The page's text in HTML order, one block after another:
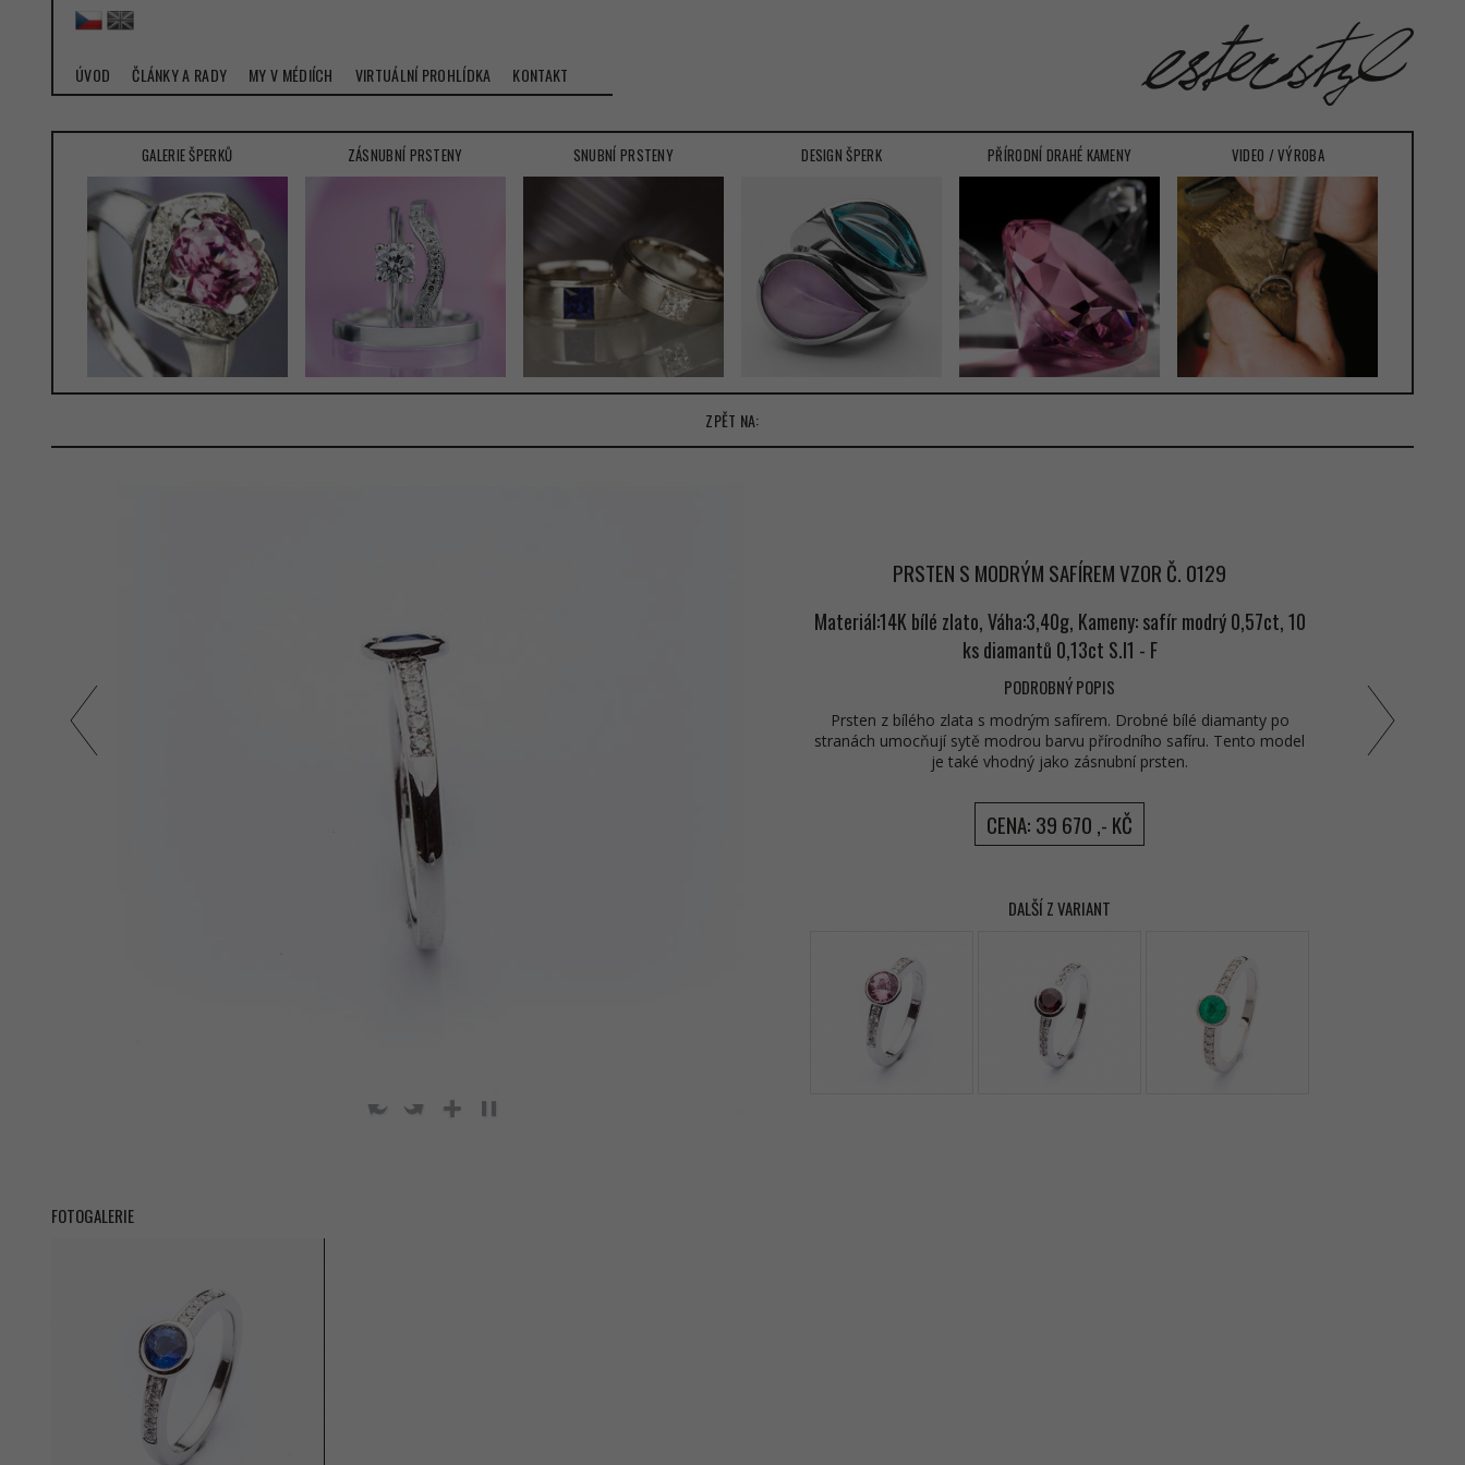
ÚVOD ČLÁNKY A RADY MY V MÉDIÍCH VIRTUÁLNÍ PROHLÍDKA KONTAKT
GALERIE ŠPERKŮ ZÁSNUBNÍ PRSTENY SNUBNÍ PRSTENY DESIGN ŠPERK PŘÍRODNÍ DRAHÉ KAMENY VIDEO / VÝROBA
ZPĚT NA:
PRSTEN S MODRÝM SAFÍREM VZOR Č. 0129
Materiál:14K bílé zlato, Váha:3,40g, Kameny: safír modrý 0,57ct, 10
ks diamantů 0,13ct S.I1 - F
PODROBNÝ POPIS
Prsten z bílého zlata s modrým safírem. Drobné bílé diamanty po
stranách umocňují sytě modrou barvu přírodního safíru. Tento model
je také vhodný jako zásnubní prsten.
CENA: 39 670 ,- KČ
DALŠÍ Z VARIANT
FOTOGALERIE